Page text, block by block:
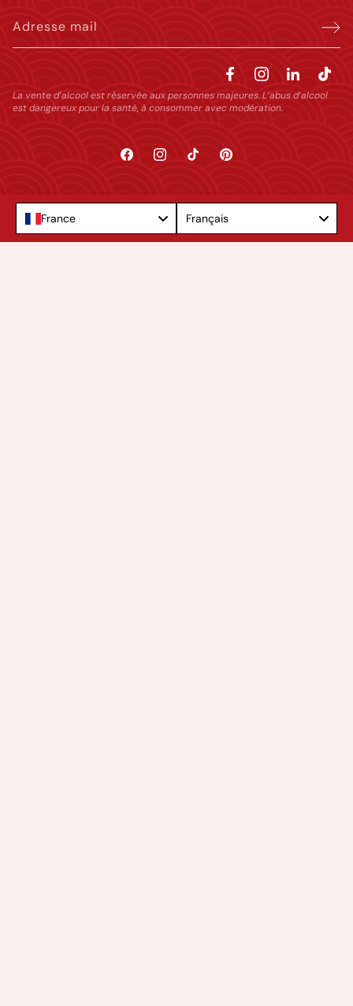
Adresse mail
La vente d’alcool est réservée aux personnes majeures. L’abus d’alcool
est dangereux pour la santé, à consommer avec modération.
FacebookInstagramTikTok Pinterest
France Français